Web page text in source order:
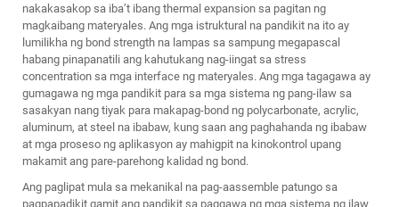
nakakasakop sa iba’t ibang thermal expansion sa pagitan ng
magkaibang materyales. Ang mga istruktural na pandikit na ito ay
lumilikha ng bond strength na lampas sa sampung megapascal
habang pinapanatili ang kahutukang nag-iingat sa stress
concentration sa mga interface ng materyales. Ang mga tagagawa ay
gumagawa ng mga pandikit para sa mga sistema ng pang-ilaw sa
sasakyan nang tiyak para makapag-bond ng polycarbonate, acrylic,
aluminum, at steel na ibabaw, kung saan ang paghahanda ng ibabaw
at mga proseso ng aplikasyon ay mahigpit na kinokontrol upang
makamit ang pare-parehong kalidad ng bond.
Ang paglipat mula sa mekanikal na pag-aassemble patungo sa
pagpapadikit gamit ang pandikit sa paggawa ng mga sistema ng ilaw